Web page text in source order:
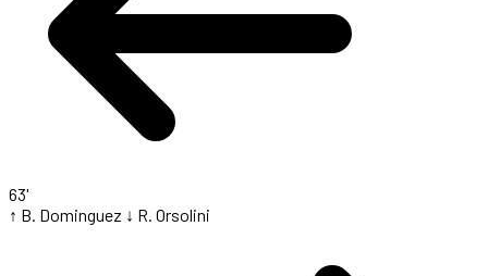
63'
↑ B. Dominguez ↓ R. Orsolini